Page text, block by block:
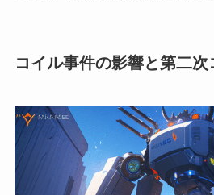
コイル事件の影響と第二次